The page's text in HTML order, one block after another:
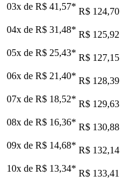
03x de R$ 41,57* R$ 124,70
04x de R$ 31,48* R$ 125,92
05x de R$ 25,43* R$ 127,15
06x de R$ 21,40* R$ 128,39
07x de R$ 18,52* R$ 129,63
08x de R$ 16,36* R$ 130,88
09x de R$ 14,68* R$ 132,14
10x de R$ 13,34* R$ 133,41